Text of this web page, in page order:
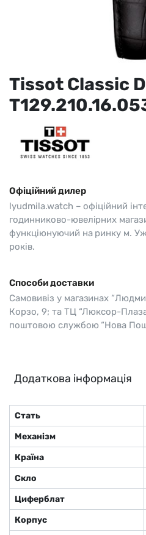
Tissot Classic
Офіційний дилер
lyudmila.watch – офіційний
годинниково-ювелірних
функціюнуючий на ринку м.
років.
Способи доставки
Самовивіз у магазинах
Корзо, 9; та ТЦ “Люксор-
поштовою службою “Нова
Додаткова інформація
Стать
Механізм
Країна
Скло
Циферблат
Корпус